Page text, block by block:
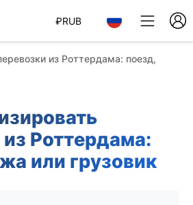
₽RUB
из Роттердама: поезд,
Роттердама:
или грузовик